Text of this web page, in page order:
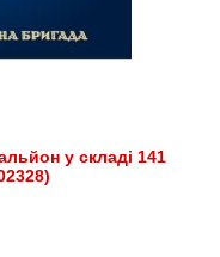
у складі 141